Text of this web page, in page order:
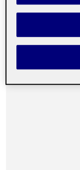
PAC2.
Publicat per
Joan
Data